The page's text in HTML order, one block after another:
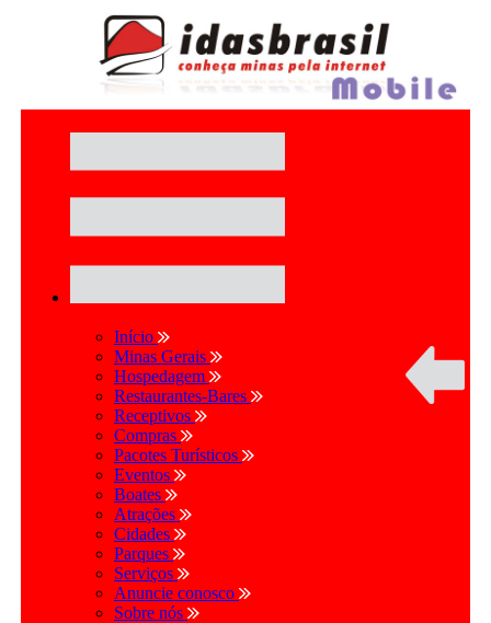
Início
Minas Gerais
Hospedagem
Restaurantes-Bares
Receptivos
Compras
Pacotes Turísticos
Eventos
Boates
Atrações
Cidades
Parques
Serviços
Anuncie conosco
Sobre nós